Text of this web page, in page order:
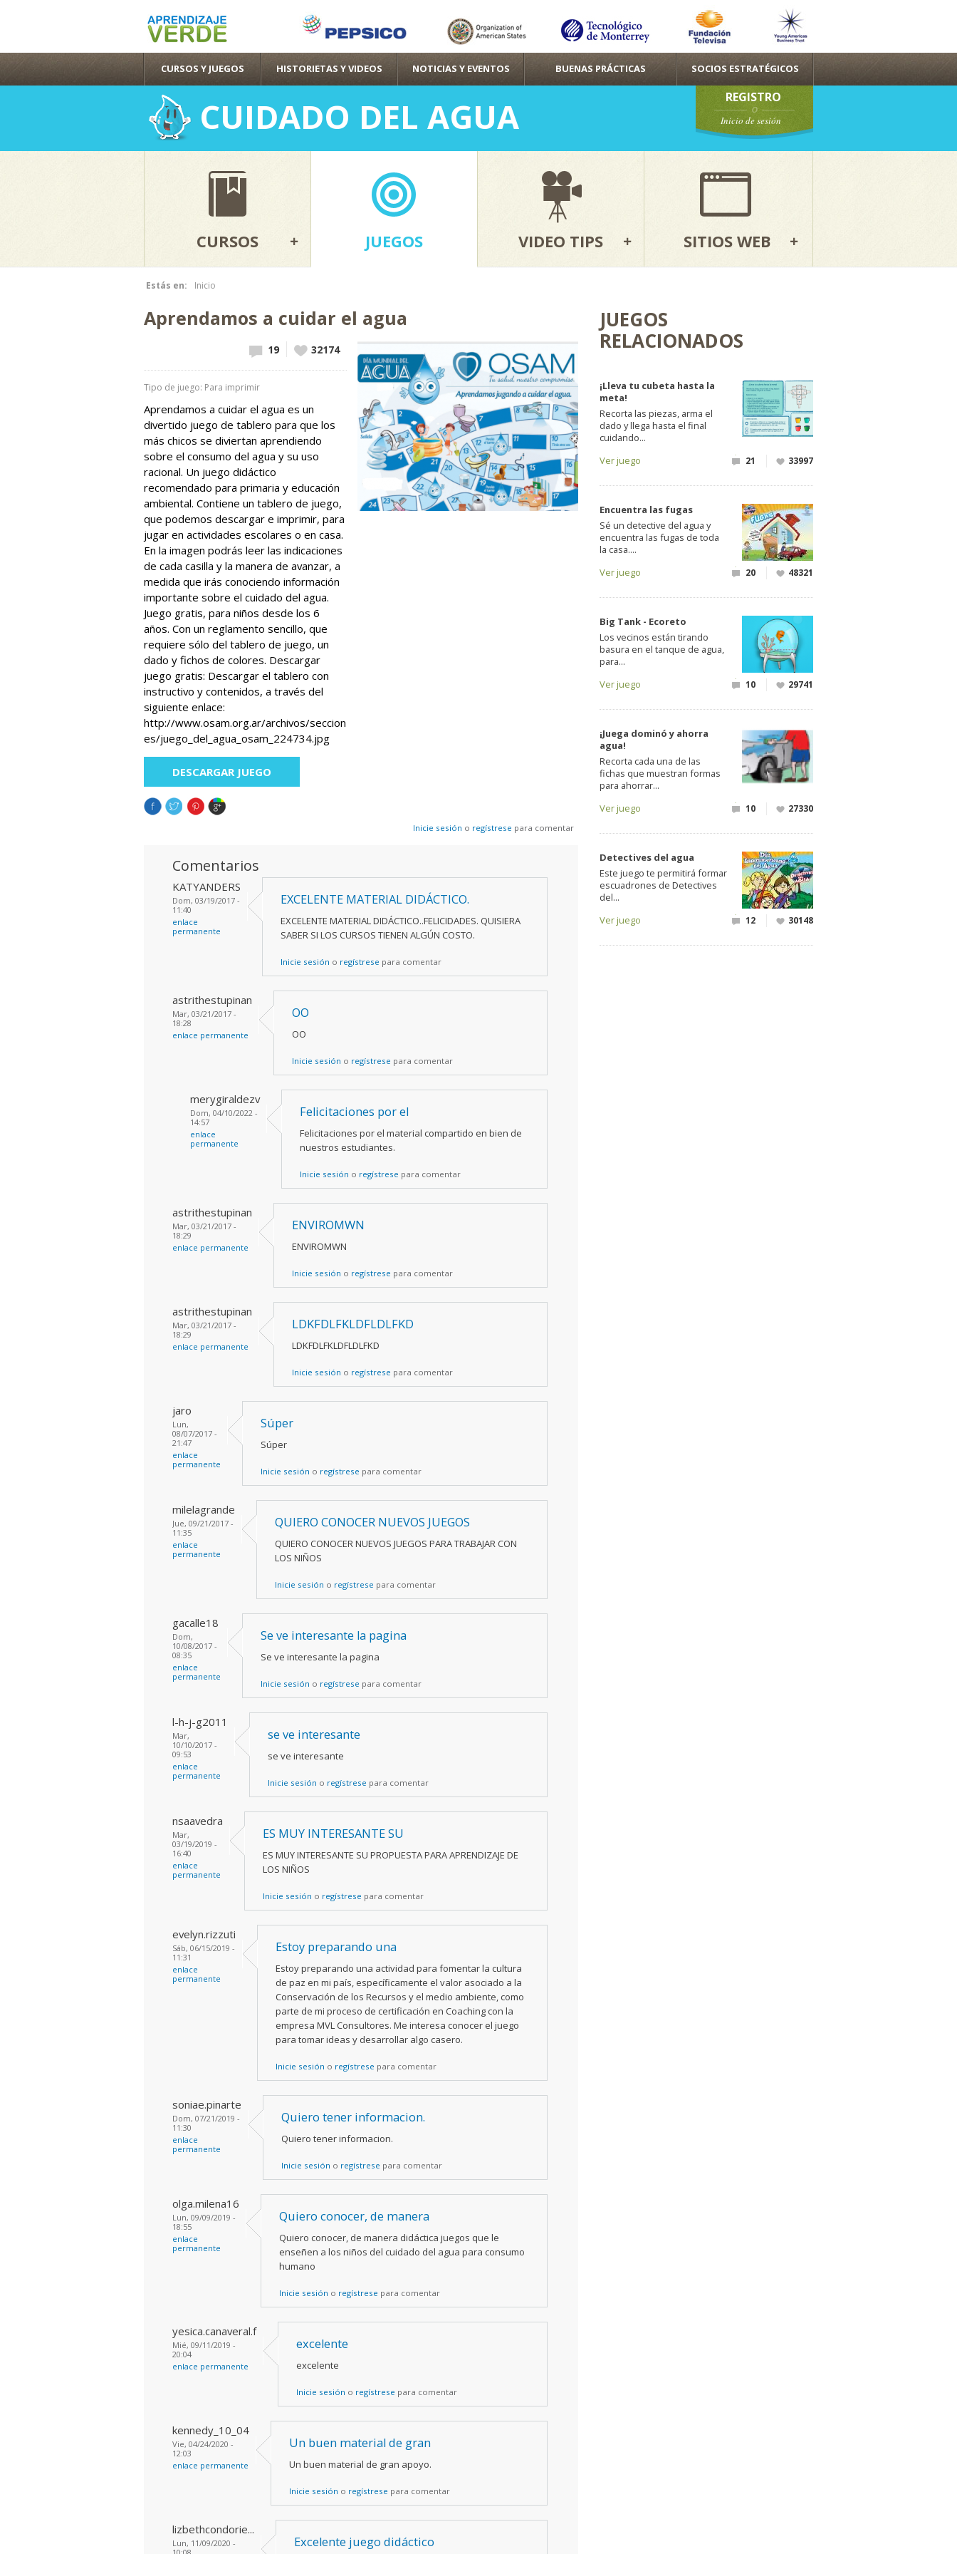
contenido
principal
CURSOS Y JUEGOS HISTORIETAS Y VIDEOS NOTICIAS Y EVENTOS BUENAS PRÁCTICAS SOCIOS ESTRATÉGICOS
REGISTRO
Inicio de sesión
CUIDADO DEL AGUA
CURSOS JUEGOS VIDEO TIPS SITIOS WEB
Estás en:
Se encuentra usted aquí
Inicio
Aprendamos a cuidar el agua
32174
Vote up!
19
Tipo de juego: Para imprimir
Aprendamos a cuidar el agua es un
divertido juego de tablero para que los
más chicos se diviertan aprendiendo
sobre el consumo del agua y su uso
racional. Un juego didáctico
recomendado para primaria y educación
ambiental. Contiene un tablero de juego,
que podemos descargar e imprimir, para
jugar en actividades escolares o en casa.
En la imagen podrás leer las indicaciones
de cada casilla y la manera de avanzar, a
medida que irás conociendo información
importante sobre el cuidado del agua.
Juego gratis, para niños desde los 6
años. Con un reglamento sencillo, que
requiere sólo del tablero de juego, un
dado y fichos de colores. Descargar
juego gratis: Descargar el tablero con
instructivo y contenidos, a través del
siguiente enlace:
http://www.osam.org.ar/archivos/seccion
es/juego_del_agua_osam_224734.jpg
DESCARGAR JUEGO
Inicie sesión o regístrese para comentar
Comentarios
KATYANDERS
Dom, 03/19/2017 -
11:40
enlace
permanente
EXCELENTE MATERIAL DIDÁCTICO.
EXCELENTE MATERIAL DIDÁCTICO..FELICIDADES. QUISIERA
SABER SI LOS CURSOS TIENEN ALGÚN COSTO.
Inicie sesión o regístrese para comentar
astrithestupinan
Mar, 03/21/2017 -
18:28
enlace permanente
OO
OO
Inicie sesión o regístrese para comentar
merygiraldezv
Dom, 04/10/2022 -
14:57
enlace
permanente
Felicitaciones por el
Felicitaciones por el material compartido en bien de
nuestros estudiantes.
Inicie sesión o regístrese para comentar
astrithestupinan
Mar, 03/21/2017 -
18:29
enlace permanente
ENVIROMWN
ENVIROMWN
Inicie sesión o regístrese para comentar
astrithestupinan
Mar, 03/21/2017 -
18:29
enlace permanente
LDKFDLFKLDFLDLFKD
LDKFDLFKLDFLDLFKD
Inicie sesión o regístrese para comentar
jaro
Lun,
08/07/2017 -
21:47
enlace
permanente
Súper
Súper
Inicie sesión o regístrese para comentar
milelagrande
Jue, 09/21/2017 -
11:35
enlace
permanente
QUIERO CONOCER NUEVOS JUEGOS
QUIERO CONOCER NUEVOS JUEGOS PARA TRABAJAR CON
LOS NIÑOS
Inicie sesión o regístrese para comentar
gacalle18
Dom,
10/08/2017 -
08:35
enlace
permanente
Se ve interesante la pagina
Se ve interesante la pagina
Inicie sesión o regístrese para comentar
l-h-j-g2011
Mar,
10/10/2017 -
09:53
enlace
permanente
se ve interesante
se ve interesante
Inicie sesión o regístrese para comentar
nsaavedra
Mar,
03/19/2019 -
16:40
enlace
permanente
ES MUY INTERESANTE SU
ES MUY INTERESANTE SU PROPUESTA PARA APRENDIZAJE DE
LOS NIÑOS
Inicie sesión o regístrese para comentar
evelyn.rizzuti
Sáb, 06/15/2019 -
11:31
enlace
permanente
Estoy preparando una
Estoy preparando una actividad para fomentar la cultura
de paz en mi país, específicamente el valor asociado a la
Conservación de los Recursos y el medio ambiente, como
parte de mi proceso de certificación en Coaching con la
empresa MVL Consultores. Me interesa conocer el juego
para tomar ideas y desarrollar algo casero.
Inicie sesión o regístrese para comentar
soniae.pinarte
Dom, 07/21/2019 -
11:30
enlace
permanente
Quiero tener informacion.
Quiero tener informacion.
Inicie sesión o regístrese para comentar
olga.milena16
Lun, 09/09/2019 -
18:55
enlace
permanente
Quiero conocer, de manera
Quiero conocer, de manera didáctica juegos que le
enseñen a los niños del cuidado del agua para consumo
humano
Inicie sesión o regístrese para comentar
yesica.canaveral.f
Mié, 09/11/2019 -
20:04
enlace permanente
excelente
excelente
Inicie sesión o regístrese para comentar
kennedy_10_04
Vie, 04/24/2020 -
12:03
enlace permanente
Un buen material de gran
Un buen material de gran apoyo.
Inicie sesión o regístrese para comentar
lizbethcondorie...
Lun, 11/09/2020 -
Excelente juego didáctico
JUEGOS
RELACIONADOS
¡Lleva tu cubeta hasta la
meta!
Recorta las piezas, arma el
dado y llega hasta el final
cuidando...
Ver juego
33997
21
Encuentra las fugas
Sé un detective del agua y
encuentra las fugas de toda
la casa....
Ver juego
48321
20
Big Tank - Ecoreto
Los vecinos están tirando
basura en el tanque de agua,
para...
Ver juego
29741
10
¡Juega dominó y ahorra
agua!
Recorta cada una de las
fichas que muestran formas
para ahorrar...
Ver juego
27330
10
Detectives del agua
Este juego te permitirá formar
escuadrones de Detectives
del...
Ver juego
30148
12